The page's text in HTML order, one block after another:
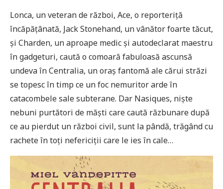
Lonca, un veteran de război, Ace, o reporteriță
încăpățânată, Jack Stonehand, un vânător foarte tăcut,
și Charden, un aproape medic și autodeclarat maestru
în gadgeturi, caută o comoară fabuloasă ascunsă
undeva în Centralia, un oraș fantomă ale cărui străzi
se topesc în timp ce un foc nemuritor arde în
catacombele sale subterane. Dar Nasiques, niște
nebuni purtători de măști care caută răzbunare după
ce au pierdut un război civil, sunt la pândă, trăgând cu
rachete în toți nefericiții care le ies în cale…